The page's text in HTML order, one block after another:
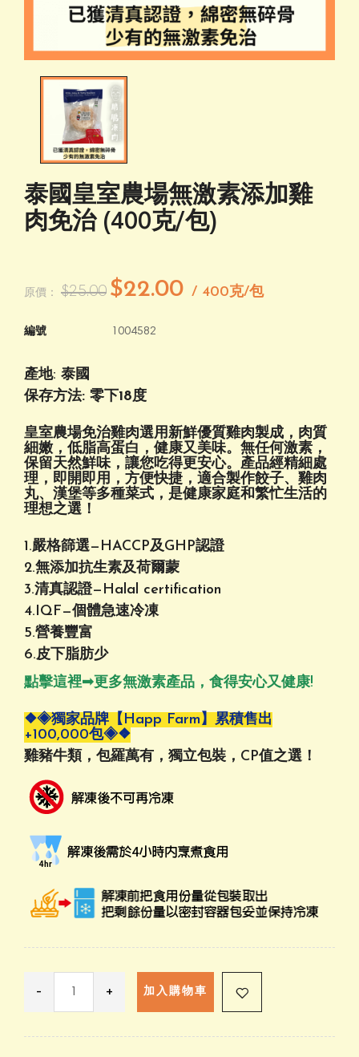
泰國皇室農場無激素添加雞
肉免治 (400克/包)
原價： $25.00 $22.00 / 400克/包
編號 1004582
產地: 泰國
保存方法: 零下18度
皇室農場免治雞肉選用新鮮優質雞肉製成，肉質
細嫩，低脂高蛋白，健康又美味。無任何激素，
保留天然鮮味，讓您吃得更安心。產品經精細處
理，即開即用，方便快捷，適合製作餃子、雞肉
丸、漢堡等多種菜式，是健康家庭和繁忙生活的
理想之選！
1.嚴格篩選—HACCP及GHP認證
2.無添加抗生素及荷爾蒙
3.清真認證—Halal certification
4.IQF—個體急速冷凍
5.營養豐富
6.皮下脂肪少
點擊這裡➟更多無激素產品，食得安心又健康!
❖◈獨家品牌【Happ Farm】累積售出
+100,000包◈❖
雞豬牛類，包羅萬有，獨立包裝，CP值之選！
- + 加入購物車